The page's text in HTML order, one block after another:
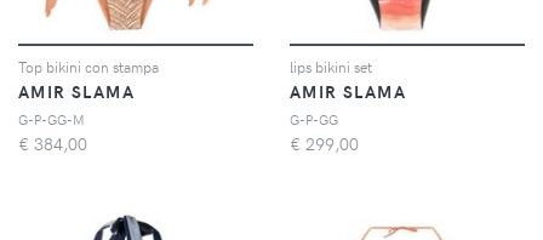
Top bikini con stampa
AMIR SLAMA
G-P-GG-M
€ 384,00
lips bikini set
AMIR SLAMA
G-P-GG
€ 299,00